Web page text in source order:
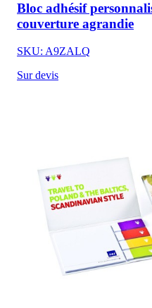
Bloc adhésif
couverture agrandie
SKU: A9ZALQ
Sur devis